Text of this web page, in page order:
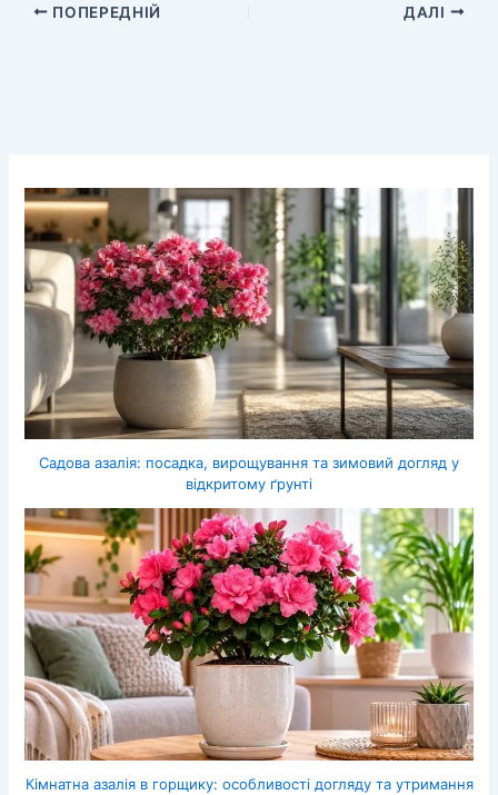
ПОПЕРЕДНІЙ ДАЛІ
Садова азалія: посадка, вирощування та зимовий догляд у
відкритому ґрунті
Кімнатна азалія в горщику: особливості догляду та утримання